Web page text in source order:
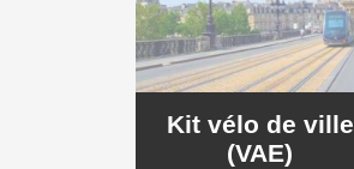
Kit vélo de ville
(VAE)